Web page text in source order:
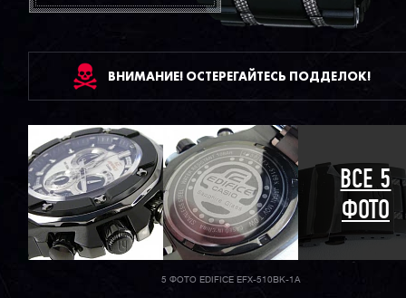
ВНИМАНИЕ! ОСТЕРЕГАЙТЕСЬ ПОДДЕЛОК!
ВСЕ 5
ФОТО
5 ФОТО EDIFICE EFX-510BK-1A